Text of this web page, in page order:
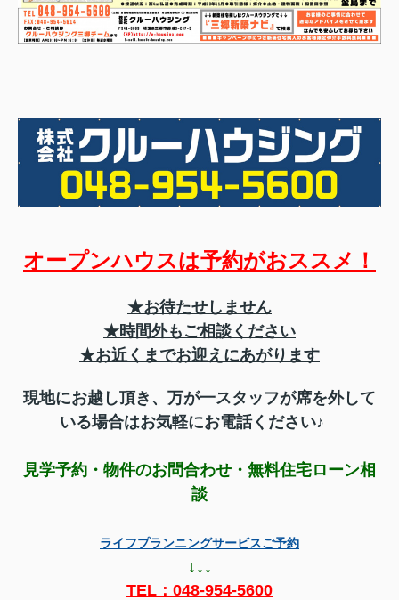
オープンハウスは予約がおススメ！
★お待たせしません
★時間外もご相談ください
★お近くまでお迎えにあがります
現地にお越し頂き、万が一スタッフが席を外して
いる場合はお気軽にお電話ください♪
見学予約・物件のお問合わせ・無料住宅ローン相
談
ライフプランニングサービスご予約
↓↓↓
TEL： 048-954-5600